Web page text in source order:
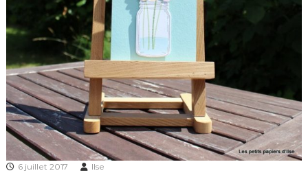
6 juillet 2017 Ilse